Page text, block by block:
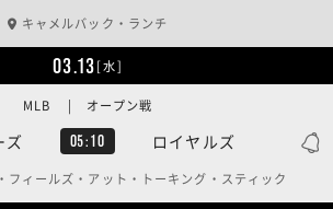
キャメルバック・ランチ
03.13[水]
ズ 05:10 ロイヤルズ
MLB | オープン戦
フィールズ・アット・トーキング・スティック